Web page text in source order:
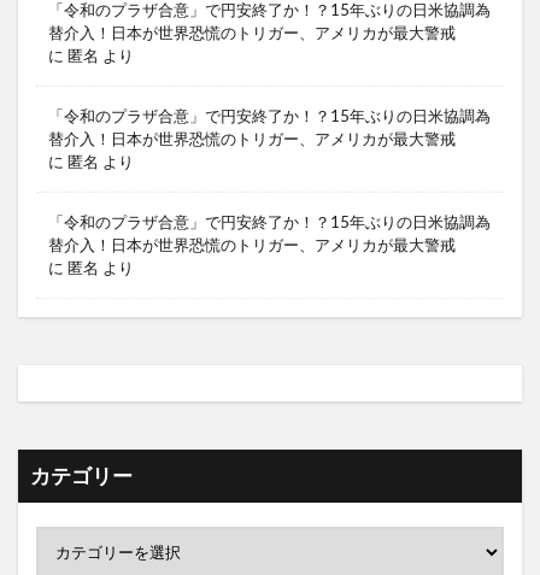
「令和のプラザ合意」で円安終了か！？15年ぶりの日米協調為
替介入！日本が世界恐慌のトリガー、アメリカが最大警戒
に 匿名 より
「令和のプラザ合意」で円安終了か！？15年ぶりの日米協調為
替介入！日本が世界恐慌のトリガー、アメリカが最大警戒
に 匿名 より
「令和のプラザ合意」で円安終了か！？15年ぶりの日米協調為
替介入！日本が世界恐慌のトリガー、アメリカが最大警戒
に 匿名 より
カテゴリー